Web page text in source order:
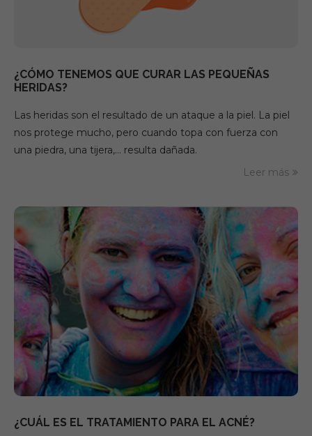
¿CÓMO TENEMOS QUE CURAR LAS PEQUEÑAS
HERIDAS?
Las heridas son el resultado de un ataque a la piel. La piel
nos protege mucho, pero cuando topa con fuerza con
una piedra, una tijera,… resulta dañada.
Leer más
¿CUÁL ES EL TRATAMIENTO PARA EL ACNÉ?